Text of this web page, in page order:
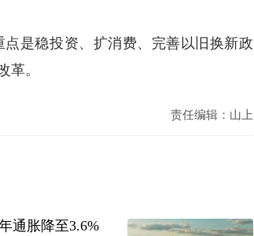
是稳投资、扩消费、完善以旧换新政
革。
责任编辑：山上
通胀降至3.6%